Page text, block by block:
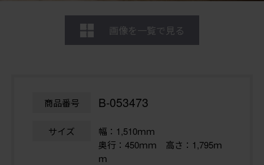
画像を一覧で見る
商品番号 B-053473
サイズ
幅：1,510ｍｍ
奥行：450ｍｍ 高さ：1,795ｍ
ｍ